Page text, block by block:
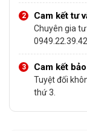
Cam kết tư
Chuyên gia
0949.22.39.42
Cam kết
Tuyệt đối
thứ 3.